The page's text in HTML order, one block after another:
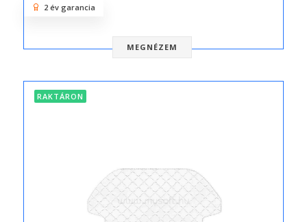
MEGNÉZEM
2 év garancia
RAKTÁRON